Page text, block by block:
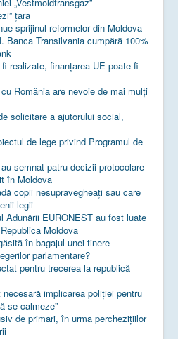
țara
sprijinul reformelor din Moldova
Banca Transilvania cumpără 100%
realizate, finanţarea UE poate fi
România are nevoie de mai mulți
solicitare a ajutorului social,
de lege privind Programul de
semnat patru decizii protocolare
în Moldova
copii nesupravegheați sau care
legii
Adunării EURONEST au fost luate
Moldova
în bagajul unei tinere
parlamentare?
pentru trecerea la republică
implicarea poliției pentru
se calmeze”
de primari, în urma perchezițiilor